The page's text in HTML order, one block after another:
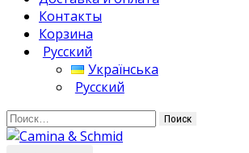
Контакты
Корзина
Русский
Українська
Русский
Найти: